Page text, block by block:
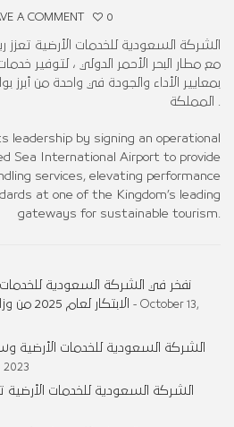
A COMMENT 0
الشركة السعودية للخدمات الأرضية
مع مطار البحر الأحمر الدولي ، لتوفير
بمعايير الأداء والجودة في واحدة من أبرز
leadership by signing an operational
Sea International Airport to provide
services, elevating performance
at one of the Kingdom’s leading
gateways for sustainable tourism.
نفخر في الشركة السعودية للخدمات
الابتكار لعام 2025 من وزارة النقل والخدمات اللوجستية
- October 13,
الشركة السعودية للخدمات الأرضية
2023
الشركة السعودية للخدمات